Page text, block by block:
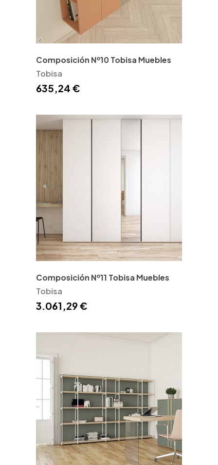
Composición Nº10 Tobisa Muebles
Tobisa
635,24 €
Composición Nº11 Tobisa Muebles
Tobisa
3.061,29 €